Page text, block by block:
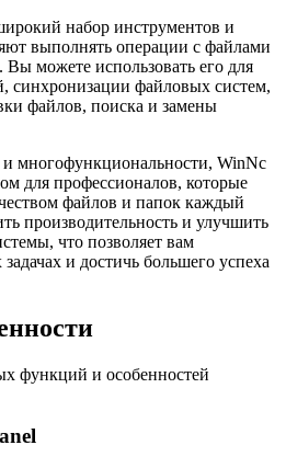
набор инструментов и
выполнять операции с файлами
можете использовать его для
синхронизации файловых систем,
файлов, поиска и замены
и многофункциональности, WinNc
для профессионалов, которые
файлов и папок каждый
производительность и улучшить
что позволяет вам
и достичь большего успеха
функций и особенностей